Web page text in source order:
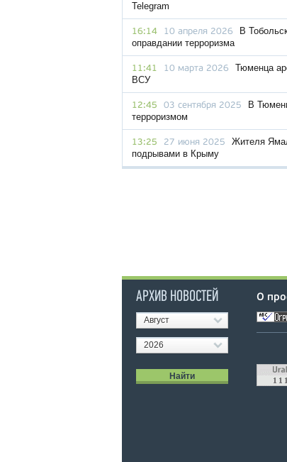
Telegram
16:14 10 апреля 2026
В
оправдании терроризма
11:41 10 марта 2026
Тюменца
ВСУ
12:45 03 сентября 2025
В
терроризмом
13:25 27 июня 2025
Жителя
подрывами в Крыму
АРХИВ НОВОСТЕЙ
Август
2026
О